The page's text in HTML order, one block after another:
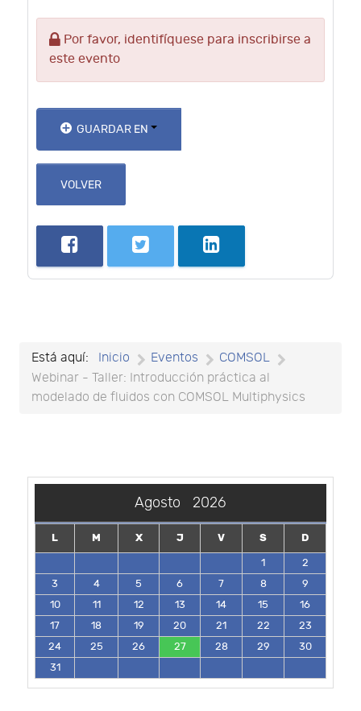
Por favor, identifíquese para inscribirse a
este evento
GUARDAR EN
VOLVER
Está aquí: Inicio Eventos
COMSOL
Webinar - Taller: Introducción práctica al
modelado de fluidos con COMSOL Multiphysics
Agosto 2026
L M X J V S
D
1
2
3
4 5 6 7 8
9
10
11 12 13 14 15
16
17
18 19 20 21 22
23
24
25 26 27 28 29
30
31